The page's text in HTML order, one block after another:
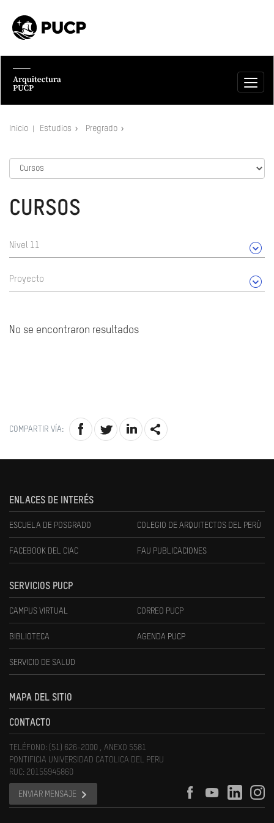
Inicio Estudios Pregrado
CURSOS
Nivel 11
Proyecto
No se encontraron resultados
COMPARTIR VÍA:
ENLACES DE INTERÉS
ESCUELA DE POSGRADO COLEGIO DE ARQUITECTOS DEL PERÚ
FACEBOOK DEL CIAC FAU PUBLICACIONES
SERVICIOS PUCP
CAMPUS VIRTUAL CORREO PUCP
BIBLIOTECA AGENDA PUCP
SERVICIO DE SALUD
MAPA DEL SITIO
CONTACTO
TELÉFONO: (51) 626-2000 , ANEXO 5581
PONTIFICIA UNIVERSIDAD CATOLICA DEL PERU
RUC: 20155945860
ENVIAR MENSAJE